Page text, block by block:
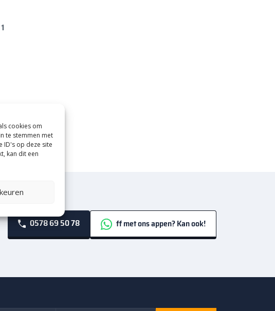
cookies om
te stemmen met
ID's op deze site
kan dit een
1
0578 69 50 78 ff met ons appen? Kan ook!